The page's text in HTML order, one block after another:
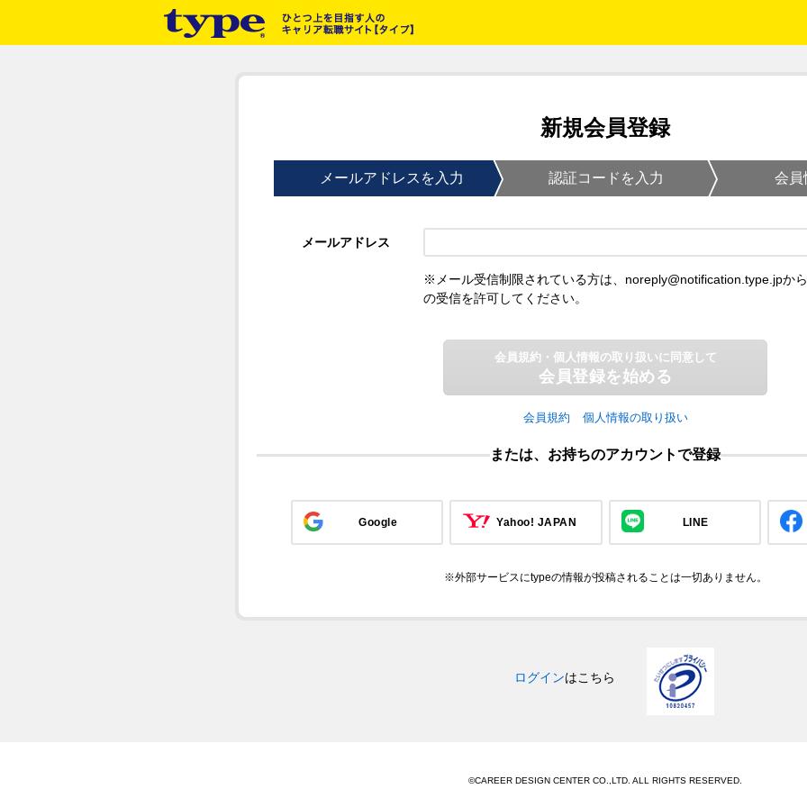
新規会員登録
メールアドレスを入力 認証コードを入力 会員
メールアドレス
※メール受信制限されている方は、noreply@notification.type.jpから
の受信を許可してください。
会員規約・個人情報の取り扱いに同意して
会員登録を始める
会員規約 個人情報の取り扱い
または、お持ちのアカウントで登録
Google Yahoo! JAPAN LINE
※外部サービスにtypeの情報が投稿されることは一切ありません。
ログインはこちら
©CAREER DESIGN CENTER CO.,LTD. ALL RIGHTS RESERVED.